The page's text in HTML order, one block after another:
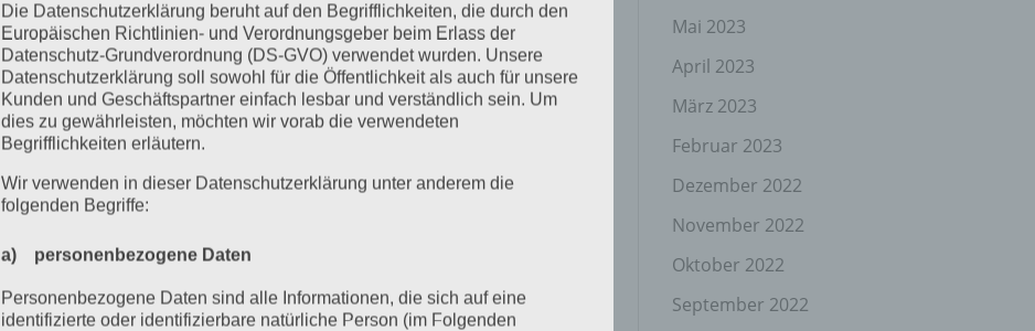
Mai 2023
April 2023
März 2023
Februar 2023
Dezember 2022
November 2022
Oktober 2022
September 2022
Die Datenschutzerklärung beruht auf den Begrifflichkeiten, die durch den
Europäischen Richtlinien- und Verordnungsgeber beim Erlass der
Datenschutz-Grundverordnung (DS-GVO) verwendet wurden. Unsere
Datenschutzerklärung soll sowohl für die Öffentlichkeit als auch für unsere
Kunden und Geschäftspartner einfach lesbar und verständlich sein. Um
dies zu gewährleisten, möchten wir vorab die verwendeten
Begrifflichkeiten erläutern.
Wir verwenden in dieser Datenschutzerklärung unter anderem die
folgenden Begriffe:
a) personenbezogene Daten
Personenbezogene Daten sind alle Informationen, die sich auf eine
identifizierte oder identifizierbare natürliche Person (im Folgenden